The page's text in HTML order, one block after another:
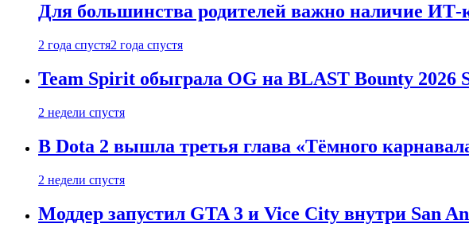
Для большинства родителей важно наличие ИТ-
2 года спустя2 года спустя
Team Spirit обыграла OG на BLAST Bounty 2026
2 недели спустя
В Dota 2 вышла третья глава «Тёмного
2 недели спустя
Моддер запустил GTA 3 и Vice City внутри San